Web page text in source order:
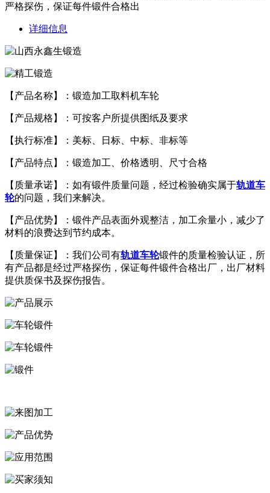
严格探伤，保证每件锻件合格出
详细信息
【产品名称】：锻造加工取料机车轮
【产品规格】：可按客户所提供图纸及要求
【执行标准】：美标、日标、中标、非标等
【产品特点】：锻造加工、价格透明、尺寸合格
【质量承诺】：如有锻件质量问题，经过检验确实属于轨道车
轮的问题，我们来解决。
【产品优势】：锻件产品表面外观整洁，加工余量小，减少了
材料的浪费达到节约成本。
【质量保证】：我们公司有轨道车轮锻件的质量检验认证，所
有产品都是经过严格探伤，保证每件锻件合格出厂，出厂材料
提供质保书及探伤报告。